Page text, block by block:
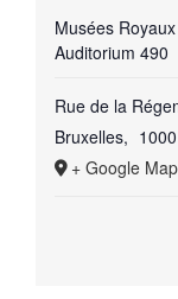
Musées
Auditorium 490
Rue de la
Bruxelles, 1000
+ Google Map